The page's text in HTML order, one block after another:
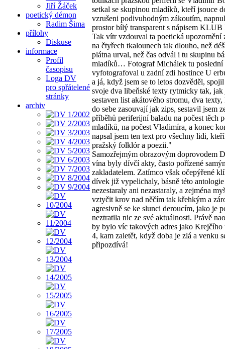
Jiří Žáček
poetický démon
Radim Šima
přílohy
Diskuse
informace
Profil
časopisu
Loga DV
pro spřátelené
stránky
archiv
setkal se skupinou mladíků, kteří jsouce
vzrušeni podivuhodným zákoutím,
prostor bílý transparent s nápisem
Tak vítr vzdouval ta poetická upozornění
na čtyřech tkalounech tak dlouho, než
plátna urval, než čas odvál i tu skupinu
mladíků… Fotograf Michálek tu poslední
vyfotografoval u zadní zdi hostince U
a já, když jsem se to letos dozvěděl,
svoje dva libeňské texty rytmicky tak, jak
sestaven list akátového stromu, dva texty,
do sebe zasouvají jak zips, sestavil jsem
příběhů periferijní baladu na počest těch
mladíků, na počest Vladimíra, a konec
napsal jsem ten text pro všechny lidi,
pražský folklór a poezii."
Samozřejmým obrazovým doprovodem
vína byly dívčí akty, často pořízené
zakladatelem. Zatímco však očepýřené
dívek již vypelichaly, básně této antologie
nezestaraly ani nezastaraly, a zejména
vztyčit krov nad něčím tak křehkým a
agresivně se ke slunci deroucím, jako je
neztratila nic ze své aktuálnosti. Právě
by bylo víc takových adres jako Krejčího
4, kam zaletět, když doba je zlá a venku
připozdívá!